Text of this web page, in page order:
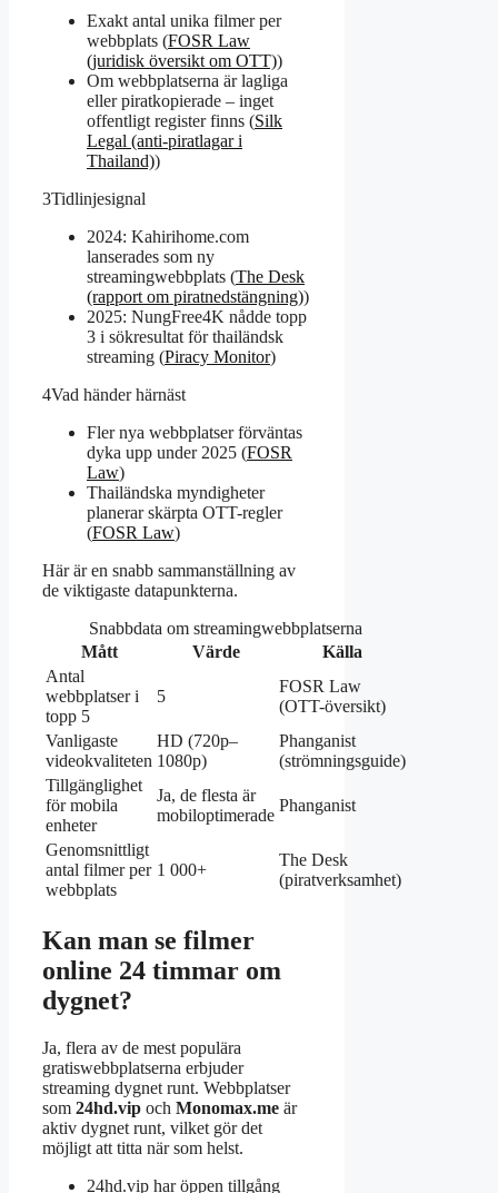
Exakt antal unika filmer per
webbplats (FOSR Law
(juridisk översikt om OTT))
Om webbplatserna är lagliga
eller piratkopierade – inget
offentligt register finns (Silk
Legal (anti-piratlagar i
Thailand))
3Tidlinjesignal
2024: Kahirihome.com
lanserades som ny
streamingwebbplats (The Desk
(rapport om piratnedstängning))
2025: NungFree4K nådde topp
3 i sökresultat för thailändsk
streaming (Piracy Monitor)
4Vad händer härnäst
Fler nya webbplatser förväntas
dyka upp under 2025 (FOSR
Law)
Thailändska myndigheter
planerar skärpta OTT-regler
(FOSR Law)
Här är en snabb sammanställning av
de viktigaste datapunkterna.
Snabbdata om streamingwebbplatserna
Mått
Värde
Källa
Antal
webbplatser i
topp 5
5
FOSR Law
(OTT-översikt)
Vanligaste
videokvaliteten
HD (720p–
1080p)
Phanganist
(strömningsguide)
Tillgänglighet
för mobila
enheter
Ja, de flesta är
mobiloptimerade
Phanganist
Genomsnittligt
antal filmer per
webbplats
1 000+
The Desk
(piratverksamhet)
Kan man se filmer
online 24 timmar om
dygnet?
Ja, flera av de mest populära
gratiswebbplatserna erbjuder
streaming dygnet runt. Webbplatser
som 24hd.vip och Monomax.me är
aktiv dygnet runt, vilket gör det
möjligt att titta när som helst.
24hd.vip har öppen tillgång